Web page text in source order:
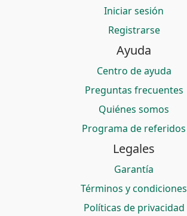
Iniciar sesión
Registrarse
Ayuda
Centro de ayuda
Preguntas frecuentes
Quiénes somos
Programa de referidos
Legales
Garantía
Términos y condiciones
Políticas de privacidad